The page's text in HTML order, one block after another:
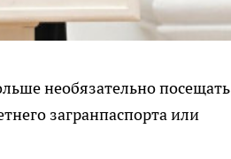
необязательно посещать
загранпаспорта или